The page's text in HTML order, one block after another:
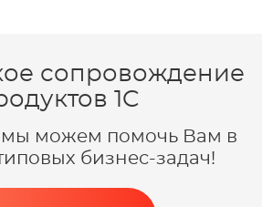
сопровождение
1C
мы можем помочь Вам в
бизнес-задач!